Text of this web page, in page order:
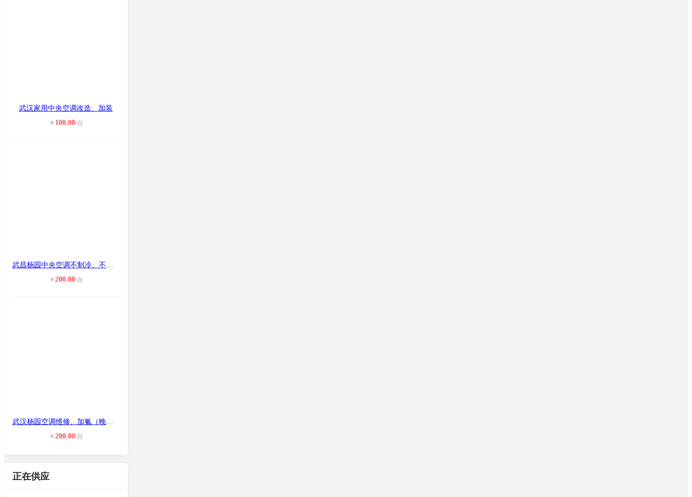
武汉家用中央空调改造、加装
￥ 100.00/台
武昌杨园中央空调不制冷、不启动维修
￥ 200.00/台
武汉杨园空调维修、加氟（晚上也可上
￥ 200.00/台
正在供应